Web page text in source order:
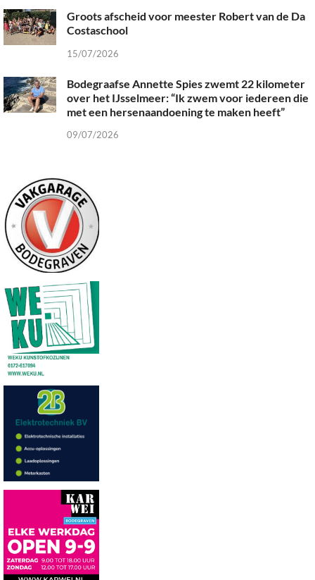
Groots afscheid voor meester Robert van de Da
Costaschool
15/07/2026
Bodegraafse Annette Spies zwemt 22 kilometer
over het IJsselmeer: “Ik zwem voor iedereen die
met een hersenaandoening te maken heeft”
09/07/2026